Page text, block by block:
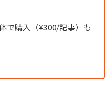
で購入（¥300/記事）も